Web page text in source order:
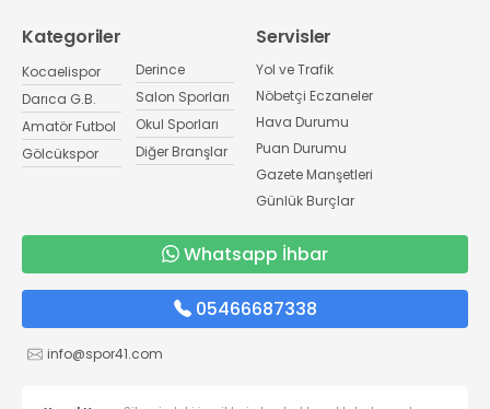
Kategoriler
Kocaelispor
Darıca G.B.
Amatör Futbol
Gölcükspor
Derince
Salon Sporları
Okul Sporları
Diğer Branşlar
Servisler
Yol ve Trafik
Nöbetçi Eczaneler
Hava Durumu
Puan Durumu
Gazete Manşetleri
Günlük Burçlar
Whatsapp İhbar
05466687338
info@spor41.com